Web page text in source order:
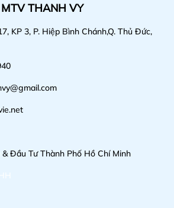
THANH VY
KP 3, P. Hiệp Bình Chánh,Q. Thủ Đức,
& Đầu Tư Thành Phố Hồ Chí Minh